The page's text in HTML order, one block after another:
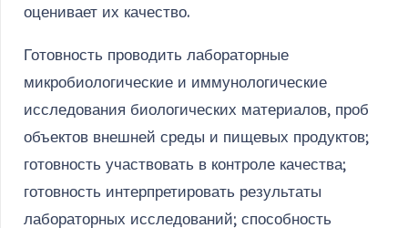
оценивает их качество.
Готовность проводить лабораторные
микробиологические и иммунологические
исследования биологических материалов, проб
объектов внешней среды и пищевых продуктов;
готовность участвовать в контроле качества;
готовность интерпретировать результаты
лабораторных исследований; способность